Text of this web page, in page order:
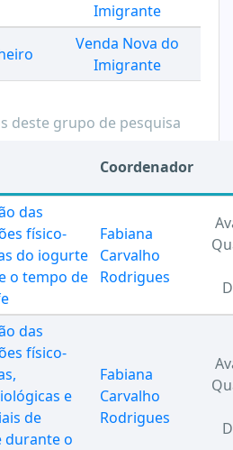
Imigrante
Venda Nova do
Imigrante
deste grupo de pesquisa
Coordenador
das
físico-
do iogurte
o tempo de
Fabiana
Carvalho
Rodrigues
das
físico-
e
de
durante o
Fabiana
Carvalho
Rodrigues